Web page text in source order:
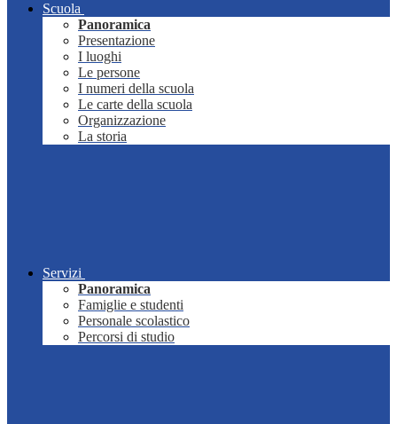
Scuola
Panoramica
Presentazione
I luoghi
Le persone
I numeri della scuola
Le carte della scuola
Organizzazione
La storia
Servizi
Panoramica
Famiglie e studenti
Personale scolastico
Percorsi di studio